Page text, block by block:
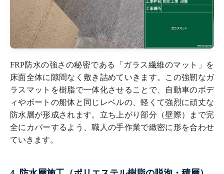
FRP防水の強さの秘密である「ガラス繊維のマット」を
床面全体に隙間なく敷き詰めていきます。この強靭なガ
ラスマットを樹脂で一体化させることで、自動車のボデ
ィやボートの船体と同じレベルの、軽くて強烈に頑丈な
防水層が形成されます。立ち上がり部分（壁際）まで完
全にカバーするよう、職人の手作業で緻密に形を合わせ
ていきます。